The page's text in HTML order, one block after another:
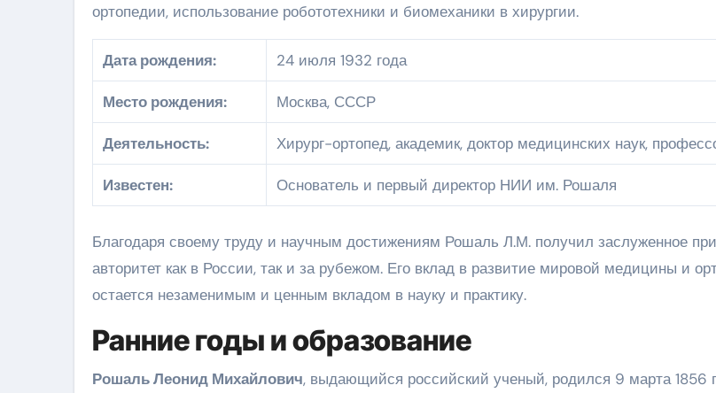
ортопедии, использование робототехники и биомеханики в хирургии.
Дата рождения: 24 июля 1932 года
Место рождения: Москва, СССР
Деятельность: Хирург-ортопед, академик, доктор медицинских наук,
Известен: Основатель и первый директор НИИ им. Рошаля
Благодаря своему труду и научным достижениям Рошаль Л.М. получил заслуженное
авторитет как в России, так и за рубежом. Его вклад в развитие мировой медицины и
остается незаменимым и ценным вкладом в науку и практику.
Ранние годы и образование
Рошаль Леонид Михайлович, выдающийся российский ученый, родился 9 марта 1856